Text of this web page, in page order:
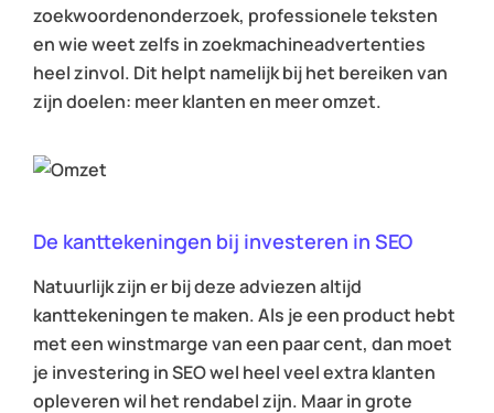
zoekwoordenonderzoek, professionele teksten
en wie weet zelfs in zoekmachineadvertenties
heel zinvol. Dit helpt namelijk bij het bereiken van
zijn doelen: meer klanten en meer omzet.
De kanttekeningen bij investeren in SEO
Natuurlijk zijn er bij deze adviezen altijd
kanttekeningen te maken. Als je een product hebt
met een winstmarge van een paar cent, dan moet
je investering in SEO wel heel veel extra klanten
opleveren wil het rendabel zijn. Maar in grote